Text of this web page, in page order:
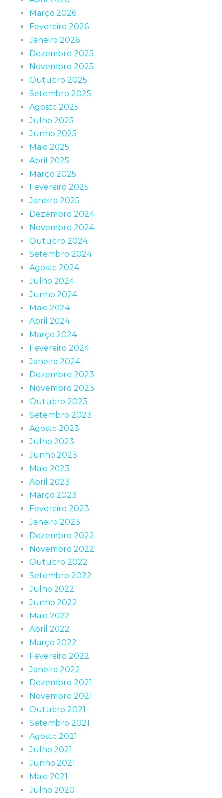
Março 2026
Fevereiro 2026
Janeiro 2026
Dezembro 2025
Novembro 2025
Outubro 2025
Setembro 2025
Agosto 2025
Julho 2025
Junho 2025
Maio 2025
Abril 2025
Março 2025
Fevereiro 2025
Janeiro 2025
Dezembro 2024
Novembro 2024
Outubro 2024
Setembro 2024
Agosto 2024
Julho 2024
Junho 2024
Maio 2024
Abril 2024
Março 2024
Fevereiro 2024
Janeiro 2024
Dezembro 2023
Novembro 2023
Outubro 2023
Setembro 2023
Agosto 2023
Julho 2023
Junho 2023
Maio 2023
Abril 2023
Março 2023
Fevereiro 2023
Janeiro 2023
Dezembro 2022
Novembro 2022
Outubro 2022
Setembro 2022
Julho 2022
Junho 2022
Maio 2022
Abril 2022
Março 2022
Fevereiro 2022
Janeiro 2022
Dezembro 2021
Novembro 2021
Outubro 2021
Setembro 2021
Agosto 2021
Julho 2021
Junho 2021
Maio 2021
Julho 2020